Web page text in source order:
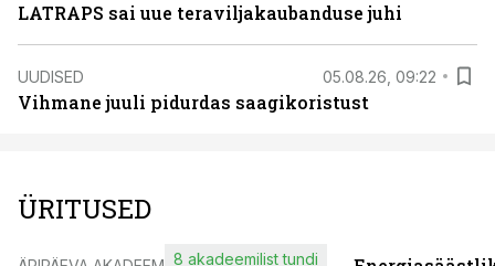
LATRAPS sai uue teraviljakaubanduse juhi
UUDISED 05.08.26, 09:22
Vihmane juuli pidurdas saagikoristust
ÜRITUSED
8 akadeemilist tundi